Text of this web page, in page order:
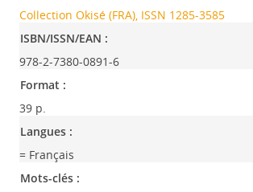
Collection Okisé (FRA), ISSN 1285-3585
ISBN/ISSN/EAN :
978-2-7380-0891-6
Format :
39 p.
Langues :
= Français
Mots-clés :